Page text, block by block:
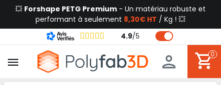
💥 Forshape PETG Premium - Un matériau robuste et
performant à seulement 8,30€ HT / Kg ! 💥
4.9/5
0